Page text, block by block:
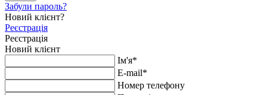
Забули пароль?
Новий клієнт?
Реєстрація
Реєстрація
Новий клієнт
Ім'я*
E-mail*
Номер телефону